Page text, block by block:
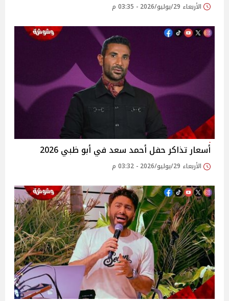
الأربعاء 29/يوليو/2026 - 03:35 م
أسعار تذاكر حفل أحمد سعد في أبو ظبي 2026
الأربعاء 29/يوليو/2026 - 03:32 م